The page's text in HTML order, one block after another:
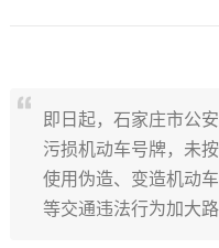
即日起，石家庄市公
污损机动车号牌，未
使用伪造、变造机动
等交通违法行为加大